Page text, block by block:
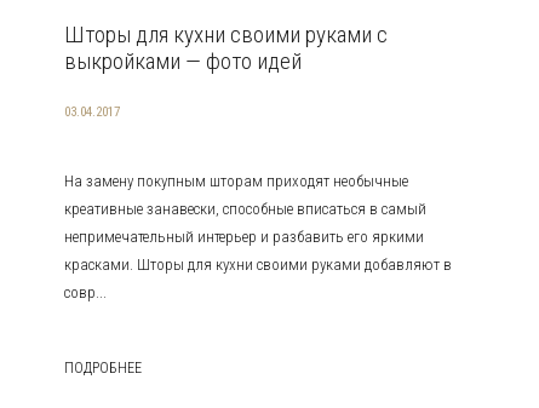
Шторы для кухни своими руками с
выкройками — фото идей
03.04.2017
На замену покупным шторам приходят необычные
креативные занавески, способные вписаться в самый
непримечательный интерьер и разбавить его яркими
красками. Шторы для кухни своими руками добавляют в
совр...
ПОДРОБНЕЕ